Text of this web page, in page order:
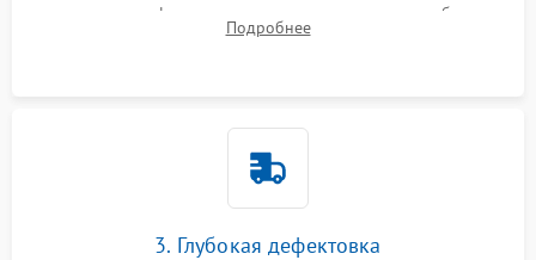
кристалла графического чипа и термопрокладок с банок
памяти и зоны VRM. Очистка платы от пыли и окислов.
Подробнее
3. Глубокая дефектовка